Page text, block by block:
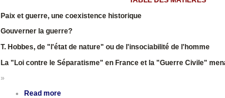
Paix et guerre, une coexistence historique
Gouverner la guerre?
T. Hobbes, de "l'état de nature" ou de l'insociabilité de l'homme
La "Loi contre le Séparatisme" en France et la "Guerre Civile"
»
Read more